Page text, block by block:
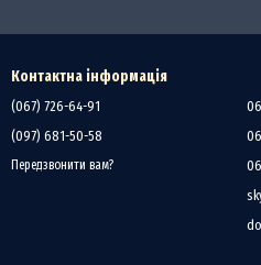
Контактна інформація
(067) 726-64-91
(097) 681-50-58
Передзвонити вам?